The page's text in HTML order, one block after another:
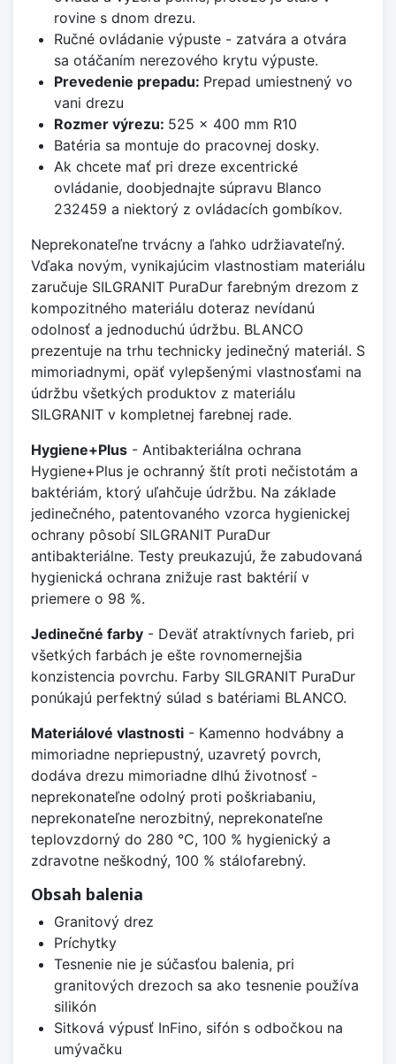
rovine s dnom drezu.
Ručné ovládanie výpuste - zatvára a otvára
sa otáčaním nerezového krytu výpuste.
Prevedenie prepadu: Prepad umiestnený vo
vani drezu
Rozmer výrezu: 525 x 400 mm R10
Batéria sa montuje do pracovnej dosky.
Ak chcete mať pri dreze excentrické
ovládanie, doobjednajte súpravu Blanco
232459 a niektorý z ovládacích gombíkov.
Neprekonateľne trvácny a ľahko udržiavateľný.
Vďaka novým, vynikajúcim vlastnostiam materiálu
zaručuje SILGRANIT PuraDur farebným drezom z
kompozitného materiálu doteraz nevídanú
odolnosť a jednoduchú údržbu. BLANCO
prezentuje na trhu technicky jedinečný materiál. S
mimoriadnymi, opäť vylepšenými vlastnosťami na
údržbu všetkých produktov z materiálu
SILGRANIT v kompletnej farebnej rade.
Hygiene+Plus - Antibakteriálna ochrana
Hygiene+Plus je ochranný štít proti nečistotám a
baktériám, ktorý uľahčuje údržbu. Na základe
jedinečného, patentovaného vzorca hygienickej
ochrany pôsobí SILGRANIT PuraDur
antibakteriálne. Testy preukazujú, že zabudovaná
hygienická ochrana znižuje rast baktérií v
priemere o 98 %.
Jedinečné farby - Deväť atraktívnych farieb, pri
všetkých farbách je ešte rovnomernejšia
konzistencia povrchu. Farby SILGRANIT PuraDur
ponúkajú perfektný súlad s batériami BLANCO.
Materiálové vlastnosti - Kamenno hodvábny a
mimoriadne nepriepustný, uzavretý povrch,
dodáva drezu mimoriadne dlhú životnosť -
neprekonateľne odolný proti poškriabaniu,
neprekonateľne nerozbitný, neprekonateľne
teplovzdorný do 280 °C, 100 % hygienický a
zdravotne neškodný, 100 % stálofarebný.
Obsah balenia
Granitový drez
Príchytky
Tesnenie nie je súčasťou balenia, pri
granitových drezoch sa ako tesnenie používa
silikón
Sitková výpusť InFino, sifón s odbočkou na
umývačku